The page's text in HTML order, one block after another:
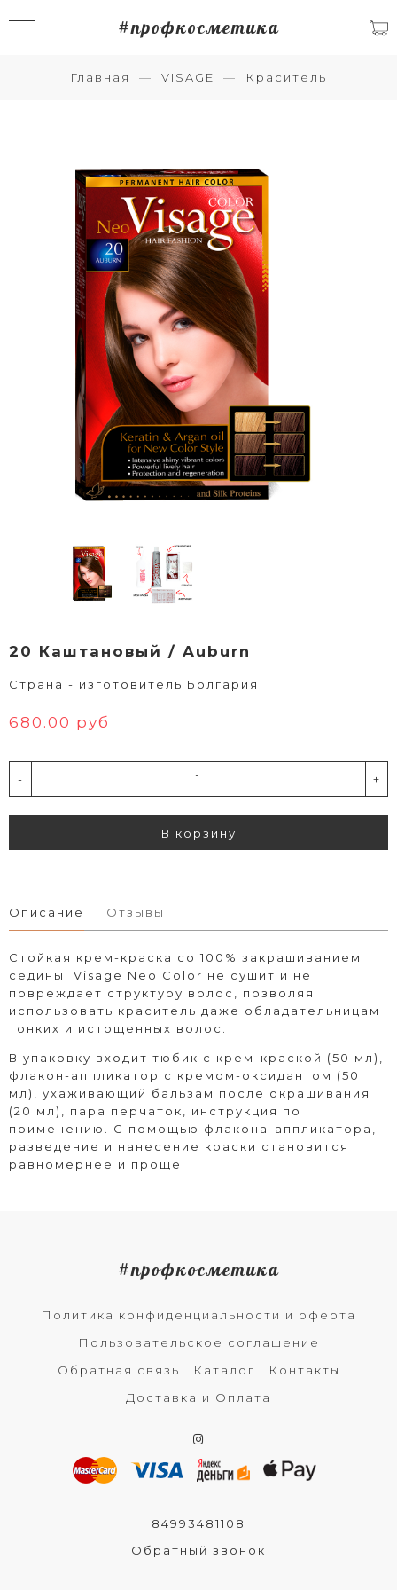
#профкосметика
Главная VISAGE Краситель
20 Каштановый / Auburn
Страна - изготовитель Болгария
680.00 руб
- +
В корзину
Описание Отзывы
Стойкая крем-краска со 100% закрашиванием
седины. Visage Neo Color не сушит и не
повреждает структуру волос, позволяя
использовать краситель даже обладательницам
тонких и истощенных волос.
В упаковку входит тюбик с крем-краской (50 мл),
флакон-аппликатор с кремом-оксидантом (50
мл), ухаживающий бальзам после окрашивания
(20 мл), пара перчаток, инструкция по
применению. С помощью флакона-аппликатора,
разведение и нанесение краски становится
равномернее и проще.
#профкосметика
Политика конфиденциальности и оферта
Пользовательское соглашение
Обратная связь
Каталог
Контакты
Доставка и Оплата
84993481108
Обратный звонок